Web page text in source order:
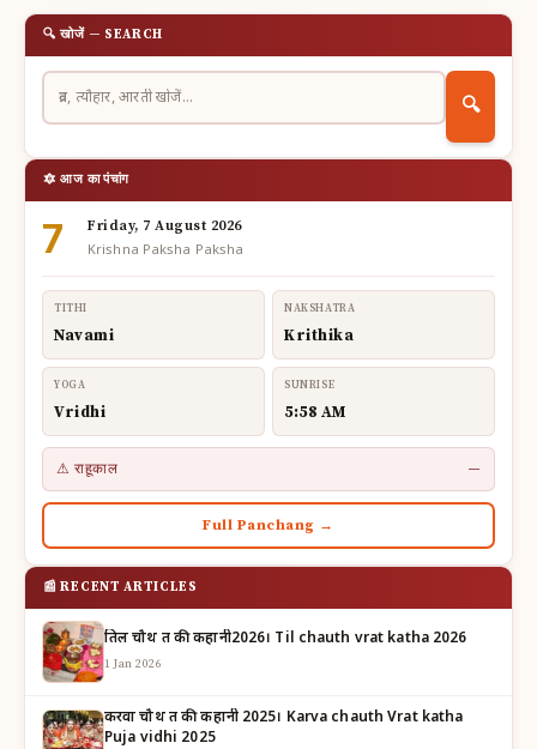
🔍 खोजें — SEARCH
🔍
🔯 आज का पंचांग
7 Friday, 7 August 2026
Krishna Paksha Paksha
TITHI
Navami
NAKSHATRA
Krithika
YOGA
Vridhi
SUNRISE
5:58 AM
⚠ राहूकाल —
Full Panchang →
📰 RECENT ARTICLES
तिल चौथ व्रत की कहानी2026। Til chauth vrat katha 2026
1 Jan 2026
करवा चौथ व्रत की कहानी 2025। Karva chauth Vrat katha
Puja vidhi 2025